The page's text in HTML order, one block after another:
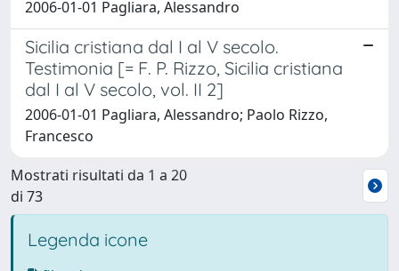
2006-01-01 Pagliara, Alessandro
Sicilia cristiana dal I al V secolo.
Testimonia [= F. P. Rizzo, Sicilia cristiana
dal I al V secolo, vol. II 2]
2006-01-01 Pagliara, Alessandro; Paolo Rizzo,
Francesco
Mostrati risultati da 1 a 20
di 73
Legenda icone